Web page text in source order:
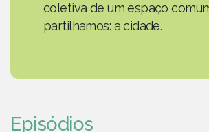
coletiva de um espaço
partilhamos: a cidade.
Episódios